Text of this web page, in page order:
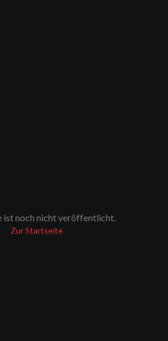
ist noch nicht veröffentlicht.
Zur Startseite